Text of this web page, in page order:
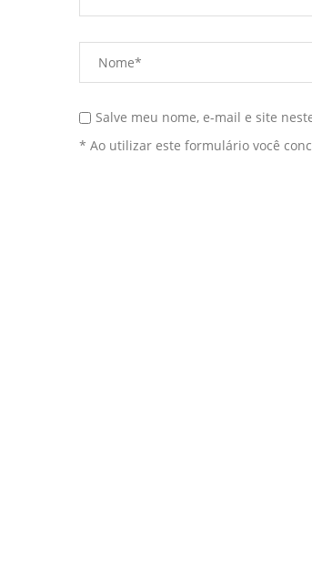
Salve meu nome, e-mail e site
* Ao utilizar este formulário você